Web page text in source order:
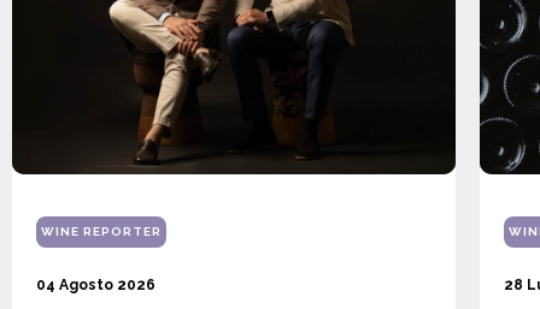
WINE REPORTER
04 Agosto 2026 28